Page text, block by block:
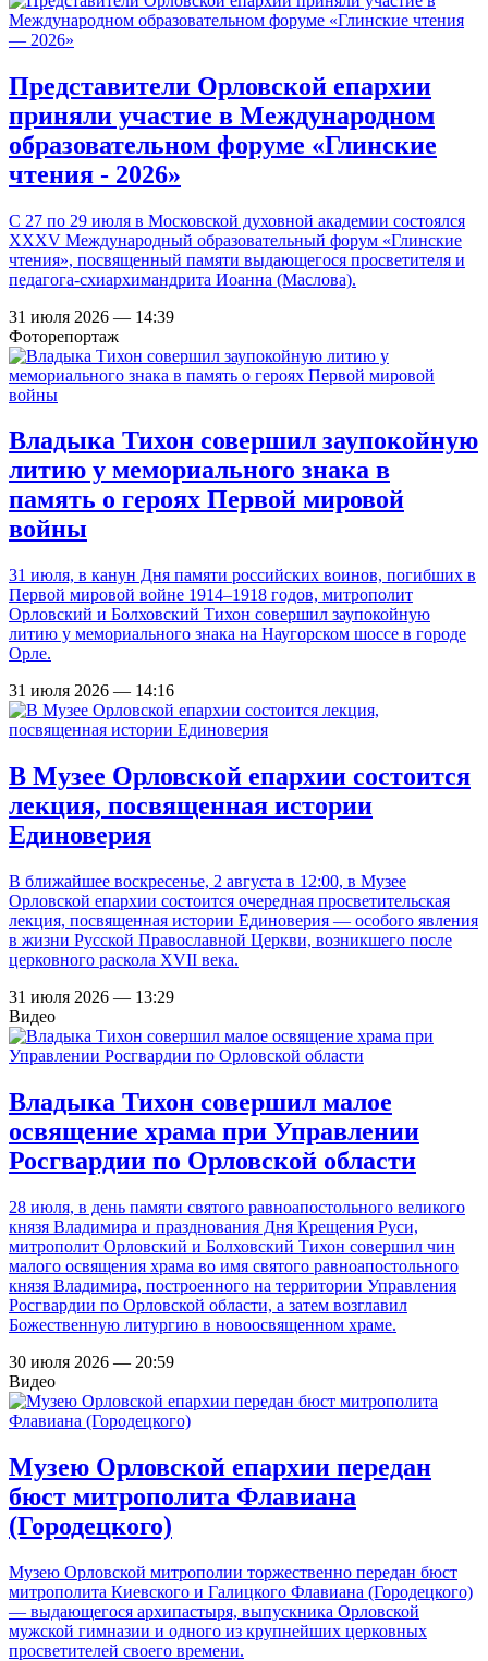
Представители Орловской епархии
приняли участие в Международном
образовательном форуме «Глинские
чтения - 2026»
С 27 по 29 июля в Московской духовной академии состоялся
XXXV Международный образовательный форум «Глинские
чтения», посвященный памяти выдающегося просветителя и
педагога-схиархимандрита Иоанна (Маслова).
31 июля 2026 — 14:39
Фоторепортаж
Владыка Тихон совершил заупокойную
литию у мемориального знака в
память о героях Первой мировой
войны
31 июля, в канун Дня памяти российских воинов, погибших в
Первой мировой войне 1914–1918 годов, митрополит
Орловский и Болховский Тихон совершил заупокойную
литию у мемориального знака на Наугорском шоссе в городе
Орле.
31 июля 2026 — 14:16
В Музее Орловской епархии состоится
лекция, посвященная истории
Единоверия
В ближайшее воскресенье, 2 августа в 12:00, в Музее
Орловской епархии состоится очередная просветительская
лекция, посвященная истории Единоверия — особого явления
в жизни Русской Православной Церкви, возникшего после
церковного раскола XVII века.
31 июля 2026 — 13:29
Видео
Владыка Тихон совершил малое
освящение храма при Управлении
Росгвардии по Орловской области
28 июля, в день памяти святого равноапостольного великого
князя Владимира и празднования Дня Крещения Руси,
митрополит Орловский и Болховский Тихон совершил чин
малого освящения храма во имя святого равноапостольного
князя Владимира, построенного на территории Управления
Росгвардии по Орловской области, а затем возглавил
Божественную литургию в новоосвященном храме.
30 июля 2026 — 20:59
Видео
Музею Орловской епархии передан
бюст митрополита Флавиана
(Городецкого)
Музею Орловской митрополии торжественно передан бюст
митрополита Киевского и Галицкого Флавиана (Городецкого)
— выдающегося архипастыря, выпускника Орловской
мужской гимназии и одного из крупнейших церковных
просветителей своего времени.